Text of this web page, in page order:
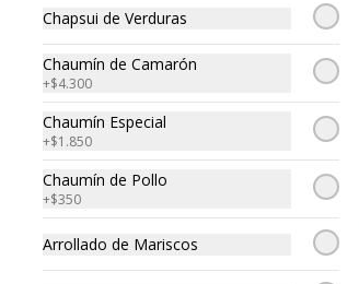
Chapsui de Verduras
Chaumín de Camarón
+$4.300
Chaumín Especial
+$1.850
Chaumín de Pollo
+$350
Arrollado de Mariscos